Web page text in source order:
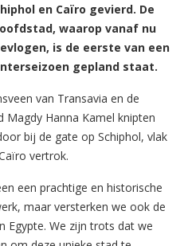
en Caïro gevierd. De
waarop vanaf nu
is de eerste van een
gepland staat.
van Transavia en de
Magdy Hanna Kamel knipten
bij de gate op Schiphol, vlak
vertrok.
een prachtige en historische
maar versterken we ook de
Egypte. We zijn trots dat we